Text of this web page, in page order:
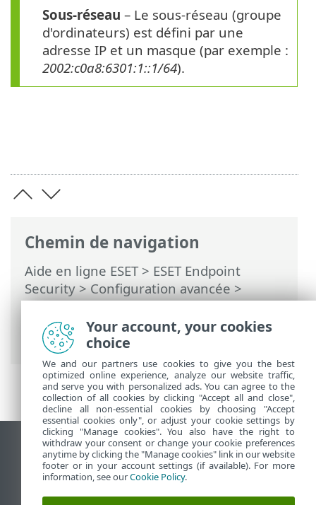
Chemin de navigation
Aide en ligne ESET> ESET Endpoint
Security>Configuration avancée>
Protections>Protection du client de
messagerie>Protection du transport des
messages > Adresses IP exclues
Sous-réseau – Le sous-réseau (groupe
d'ordinateurs) est défini par une
adresse IP et un masque (par exemple :
2002:c0a8:6301:1::1/64).
Afficher le site des postes de travail
End of Life
Base de connaissances ESET
Your account, your cookies
choice
We and our partners use cookies to give you the best
optimized online experience, analyze our website traffic,
and serve you with personalized ads. You can agree to the
collection of all cookies by clicking "Accept all and close",
decline all non-essential cookies by choosing "Accept
essential cookies only", or adjust your cookie settings by
clicking "Manage cookies". You also have the right to
withdraw your consent or change your cookie preferences
anytime by clicking the "Manage cookies" link in our website
footer or in your account settings (if available). For more
information, see ourCookie Policy.